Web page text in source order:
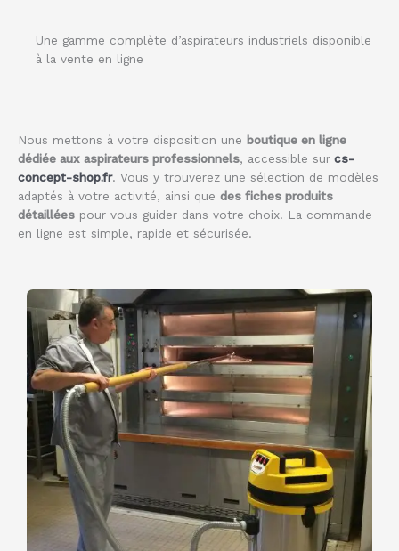
Une gamme complète d’aspirateurs industriels disponible
à la vente en ligne
Nous mettons à votre disposition une boutique en ligne
dédiée aux aspirateurs professionnels, accessible sur cs-
concept-shop.fr. Vous y trouverez une sélection de modèles
adaptés à votre activité, ainsi que des fiches produits
détaillées pour vous guider dans votre choix. La commande
en ligne est simple, rapide et sécurisée.